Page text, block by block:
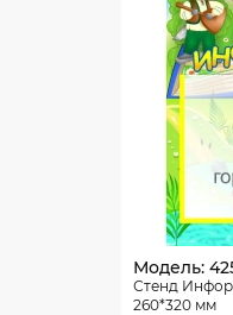
Модель:
Стенд
260*320 мм